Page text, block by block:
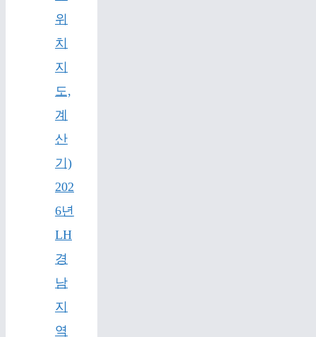
위
치
지
도,
계
산
기)
202
6년
LH
경
남
지
역